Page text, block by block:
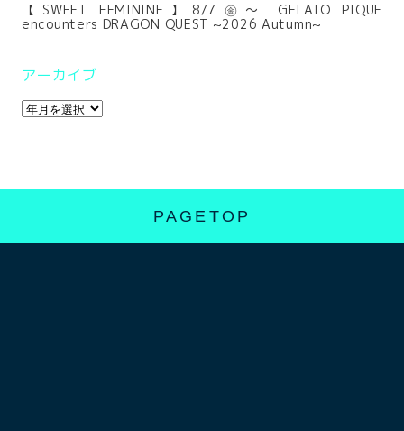
【SWEET FEMININE】8/7㊎～ GELATO PIQUE
encounters DRAGON QUEST ~2026 Autumn~
アーカイブ
PAGETOP